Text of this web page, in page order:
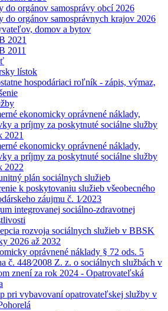
do orgánov samosprávy obcí 2026
do orgánov samosprávnych krajov 2026
domov a bytov
2021
2011
lístok
hospodáriaci roľník - zápis, výmaz,
ekonomicky oprávnené náklady,
a príjmy za poskytnuté sociálne služby
2021
ekonomicky oprávnené náklady,
a príjmy za poskytnuté sociálne služby
2022
plán sociálnych služieb
k poskytovaniu služieb všeobecného
záujmu č. 1⁄2023
integrovanej sociálno-zdravotnej
rozvoja sociálnych služieb v BBSK
2026 až 2032
oprávnené náklady § 72 ods. 5
č. 448⁄2008 Z. z. o sociálnych službách v
znení za rok 2024 - Opatrovateľská
pri vybavovaní opatrovateľskej služby v